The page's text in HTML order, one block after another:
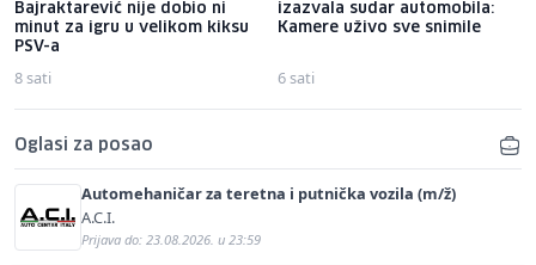
Bajraktarević nije dobio ni
minut za igru u velikom kiksu
PSV-a
8 sati
izazvala sudar automobila:
Kamere uživo sve snimile
6 sati
Oglasi za posao
Automehaničar za teretna i putnička vozila (m/ž)
A.C.I.
Prijava do: 23.08.2026. u 23:59